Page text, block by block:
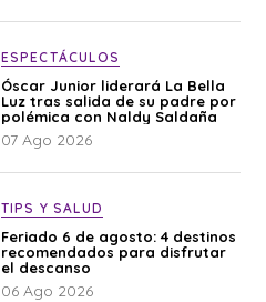
ESPECTÁCULOS
Óscar Junior liderará La Bella
Luz tras salida de su padre por
polémica con Naldy Saldaña
07 Ago 2026
TIPS Y SALUD
Feriado 6 de agosto: 4 destinos
recomendados para disfrutar
el descanso
06 Ago 2026